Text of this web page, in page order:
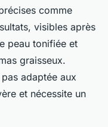
comme
visibles après
peau tonifiée et
graisseux.
adaptée aux
et nécessite un